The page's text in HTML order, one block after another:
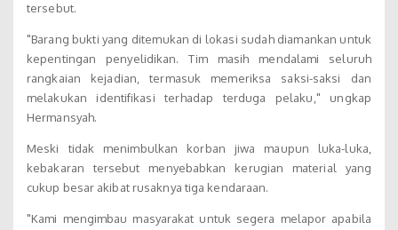
tersebut.
"Barang bukti yang ditemukan di lokasi sudah diamankan untuk
kepentingan penyelidikan. Tim masih mendalami seluruh
rangkaian kejadian, termasuk memeriksa saksi-saksi dan
melakukan identifikasi terhadap terduga pelaku," ungkap
Hermansyah.
Meski tidak menimbulkan korban jiwa maupun luka-luka,
kebakaran tersebut menyebabkan kerugian material yang
cukup besar akibat rusaknya tiga kendaraan.
"Kami mengimbau masyarakat untuk segera melapor apabila